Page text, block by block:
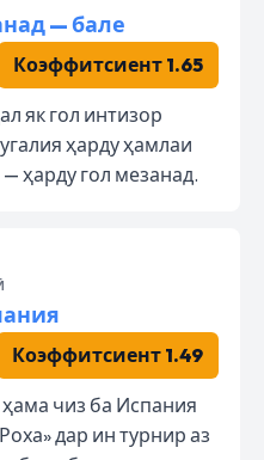
— бале
Коэффитсиент 1.65
як гол интизор
ҳарду ҳамлаи
ҳарду гол мезанад.
Коэффитсиент 1.49
чиз ба Испания
дар ин турнир аз